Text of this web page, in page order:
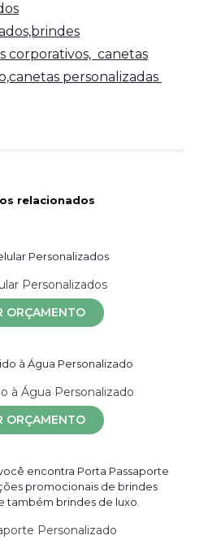
corporativos, canetas
personalizadas
relacionados
Personalizados
ORÇAMENTO
à Água Personalizado
ORÇAMENTO
Personalizado